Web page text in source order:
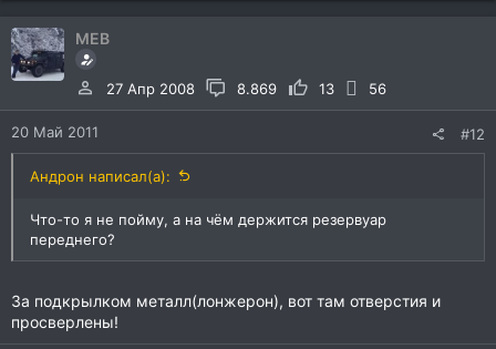
MEB
27 Апр 2008 8.869 13 56
20 Май 2011 #12
Андрон написал(а):
Что-то я не пойму, а на чём держится резервуар
переднего?
За подкрылком металл(лонжерон), вот там отверстия и
просверлены!